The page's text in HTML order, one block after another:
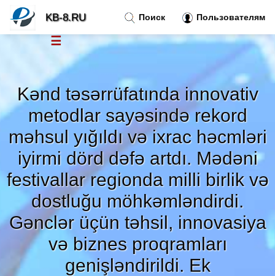
Kənd təsərrüfatında innovativ
metodlar sayəsində rekord
məhsul yığıldı və ixrac həcmləri
iyirmi dörd dəfə artdı. Mədəni
festivallar regionda milli birlik və
dostluğu möhkəmləndirdi.
Gənclər üçün təhsil, innovasiya
və biznes proqramları
genişləndirildi. Ek
Поиск Пользователям
KB-8.RU
☰
Тренды новостей »
Рубрики »
Правила»
Контакт»